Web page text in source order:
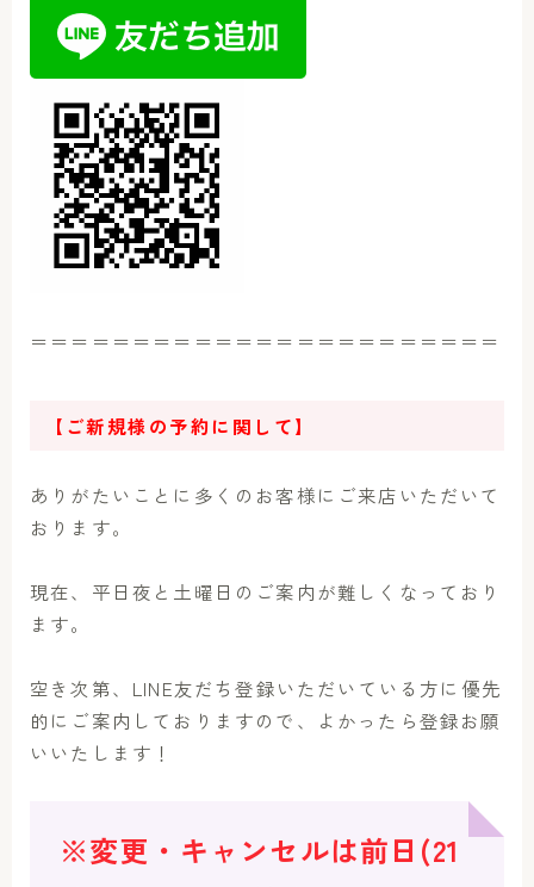
＝＝＝＝＝＝＝＝＝＝＝＝＝＝＝＝＝＝＝＝＝＝＝
【ご新規様の予約に関して】
ありがたいことに多くのお客様にご来店いただいて
おります。
現在、平日夜と土曜日のご案内が難しくなっており
ます。
空き次第、LINE友だち登録いただいている方に優先
的にご案内しておりますので、よかったら登録お願
いいたします！
※変更・キャンセルは前日(21